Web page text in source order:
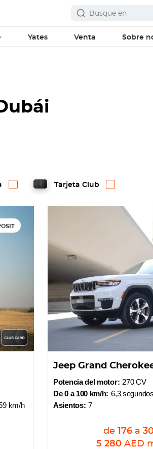
Yates Venta Sobre
Tarjeta Club
km/h
Jeep Grand
Potencia del motor: 270 CV
De 0 a 100 km/h: 6,3 segundos
Asientos: 7
de 176 a
5 280 AED